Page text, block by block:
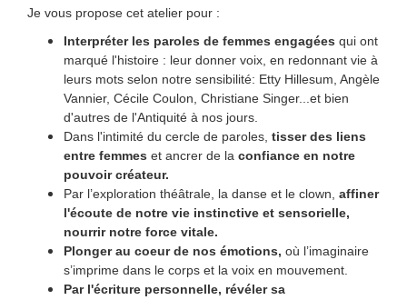
Je vous propose cet atelier pour :
Interpréter les paroles de femmes engagées qui ont
marqué l'histoire : leur donner voix, en redonnant vie à
leurs mots selon notre sensibilité: Etty Hillesum, Angèle
Vannier, Cécile Coulon, Christiane Singer...et bien
d'autres de l'Antiquité à nos jours.
Dans l'intimité du cercle de paroles, tisser des liens
entre femmes et ancrer de la confiance en notre
pouvoir créateur.
Par l’exploration théâtrale, la danse et le clown, affiner
l'écoute de notre vie instinctive et sensorielle,
nourrir notre force vitale.
Plonger au coeur de nos émotions, où l’imaginaire
s’imprime dans le corps et la voix en mouvement.
Par l'écriture personnelle, révéler sa